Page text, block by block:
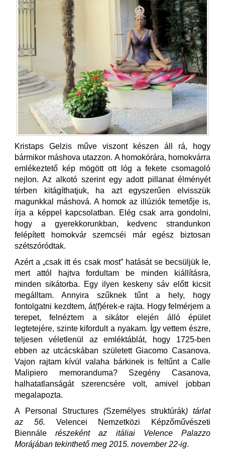
Kristaps Gelzis műve viszont készen áll rá, hogy
bármikor máshova utazzon. A homokórára, homokvárra
emlékeztető kép mögött ott lóg a fekete csomagoló
nejlon. Az alkotó szerint egy adott pillanat élményét
térben kitágíthatjuk, ha azt egyszerűen elvisszük
magunkkal máshová. A homok az illúziók temetője is,
írja a képpel kapcsolatban. Elég csak arra gondolni,
hogy a gyerekkorunkban, kedvenc strandunkon
felépített homokvár szemcséi már egész biztosan
szétszóródtak.
Azért a „csak itt és csak most” hatását se becsüljük le,
mert attól hajtva fordultam be minden kiállításra,
minden sikátorba. Egy ilyen keskeny sáv előtt kicsit
megálltam. Annyira szűknek tűnt a hely, hogy
fontolgatni kezdtem, át(f)érek-e rajta. Hogy felmérjem a
terepet, felnéztem a sikátor elején álló épület
legtetejére, szinte kifordult a nyakam. Így vettem észre,
teljesen véletlenül az emléktáblát, hogy 1725-ben
ebben az utcácskában született Giacomo Casanova.
Vajon rajtam kívül valaha bárkinek is feltűnt a Calle
Malipiero memoranduma? Szegény Casanova,
halhatatlanságát szerencsére volt, amivel jobban
megalapozta.
A Personal Structures (Személyes struktúrák) tárlat
az 56. Velencei Nemzetközi Képzőművészeti
Biennále részeként az itáliai Velence Palazzo
Morájában tekinthető meg 2015. november 22-ig.